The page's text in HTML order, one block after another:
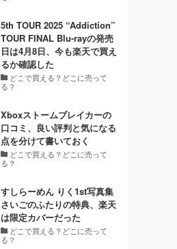
5th TOUR 2025 “Addiction”
TOUR FINAL Blu-rayの発売
日は4月8日、今も楽天で買え
るか確認した
どこで買える？どこに売って
る？
Xboxストームブレイカーの
口コミ、良い評判と気になる
点を分けて書いておく
どこで買える？どこに売って
る？
すしらーめん りく1st写真集
さいごのふたりの特典、楽天
は限定カバーだった
どこで買える？どこに売って
る？